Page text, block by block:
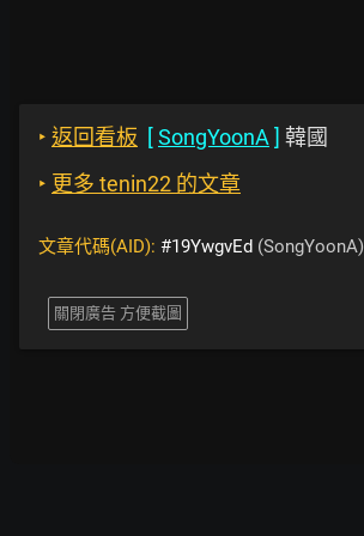
‣ 返回看板 [SongYoonA ] 韓國
‣ 更多 tenin22 的文章
文章代碼(AID): #19YwgvEd (SongYoonA)
關閉廣告 方便截圖